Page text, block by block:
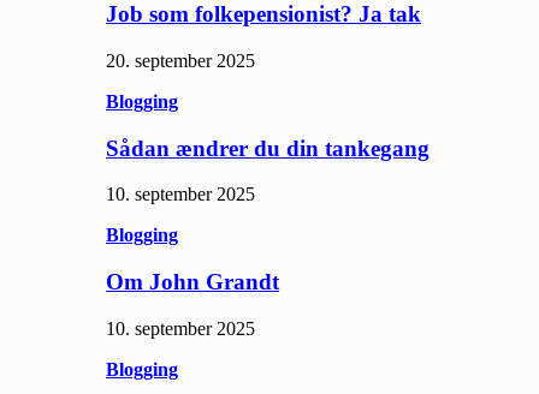
Job som folkepensionist? Ja tak
20. september 2025
Blogging
Sådan ændrer du din tankegang
10. september 2025
Blogging
Om John Grandt
10. september 2025
Blogging